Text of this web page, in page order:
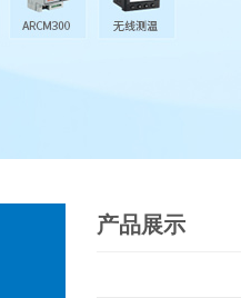
产品展示